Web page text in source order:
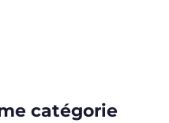
catégorie